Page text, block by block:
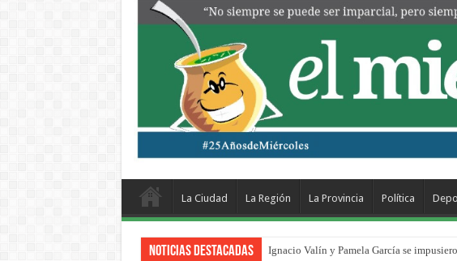
La Ciudad La Región La Provincia Política
Noticias Destacadas Ignacio Valín y Pamela García se
Traigo el litoral en mi canción: 100 años